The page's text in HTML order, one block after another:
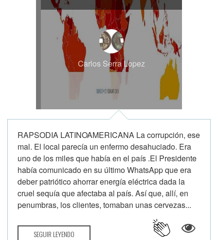
Carlos Serra Lopez
RAPSODIA LATINOAMERICANA La corrupción, ese
mal. El local parecía un enfermo desahuciado. Era
uno de los miles que había en el país .El Presidente
había comunicado en su último WhatsApp que era
deber patriótico ahorrar energía eléctrica dada la
cruel sequía que afectaba al país. Así que, allí, en
penumbras, los clientes, tomaban unas cervezas...
SEGUIR LEYENDO